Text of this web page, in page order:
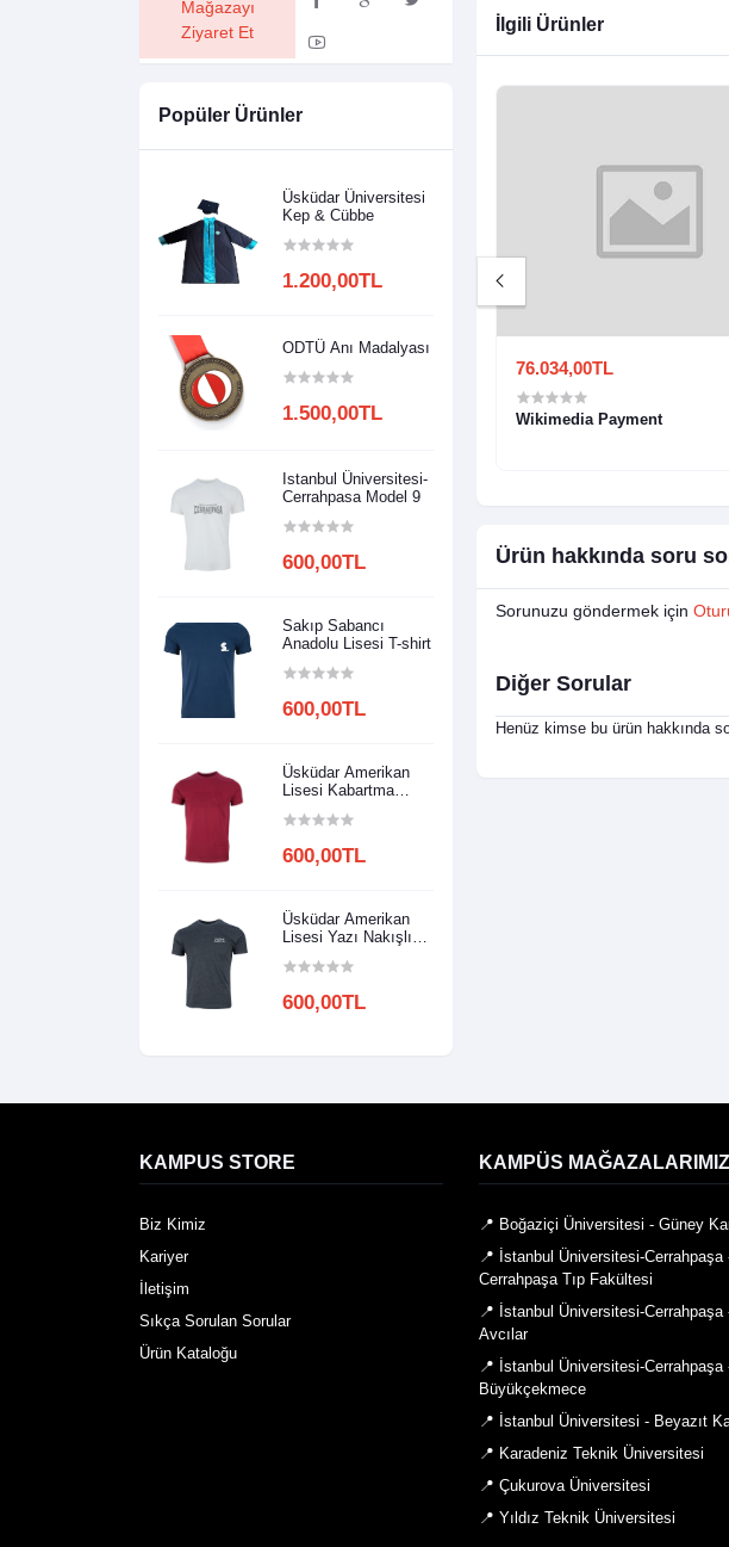
Mağazayı
Ziyaret Et
Popüler Ürünler
Üsküdar Üniversitesi
Kep & Cübbe
1.200,00TL
ODTÜ Anı Madalyası
1.500,00TL
Istanbul Üniversitesi-
Cerrahpasa Model 9
600,00TL
Sakıp Sabancı
Anadolu Lisesi T-shirt
600,00TL
Üsküdar Amerikan
Lisesi Kabartma
600,00TL
Üsküdar Amerikan
Lisesi Yazı Nakışlı
600,00TL
İlgili Ürünler
600,00TL 500,00TL
B Harfi Nakışlı Şapka
76.034,00TL
Wikimedia Payment
Ürün hakkında soru
Sorunuzu göndermek için
Diğer Sorular
Henüz kimse bu ürün hakkında
KAMPUS STORE
Biz Kimiz
Kariyer
İletişim
Sıkça Sorulan Sorular
Ürün Kataloğu
KAMPÜS MAĞAZALARIMIZ
📍 Boğaziçi Üniversitesi - Güney
📍 İstanbul Üniversitesi-Cerrahpaşa
Cerrahpaşa Tıp Fakültesi
📍 İstanbul Üniversitesi-Cerrahpaşa
Avcılar
📍 İstanbul Üniversitesi-Cerrahpaşa
Büyükçekmece
📍 İstanbul Üniversitesi - Beyazıt
📍 Karadeniz Teknik Üniversitesi
📍 Çukurova Üniversitesi
📍 Yıldız Teknik Üniversitesi